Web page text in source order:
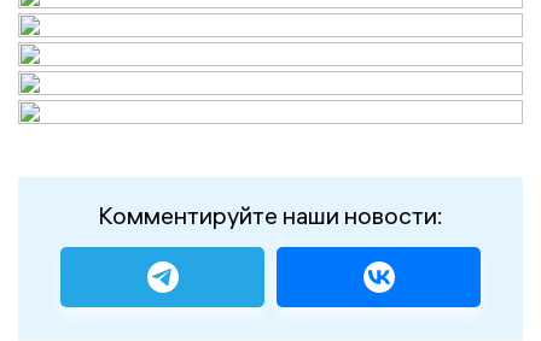
Комментируйте наши новости: